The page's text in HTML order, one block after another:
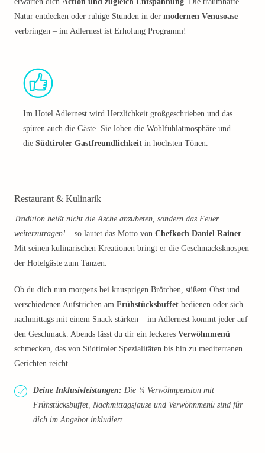
Natur entdecken oder ruhige Stunden in der modernen Venusoase
verbringen – im Adlernest ist Erholung Programm!
Im Hotel Adlernest wird Herzlichkeit großgeschrieben und das
spüren auch die Gäste. Sie loben die Wohlfühlatmosphäre und
die Südtiroler Gastfreundlichkeit in höchsten Tönen.
Restaurant & Kulinarik
Tradition heißt nicht die Asche anzubeten, sondern das Feuer
weiterzutragen! – so lautet das Motto von Chefkoch Daniel Rainer.
Mit seinen kulinarischen Kreationen bringt er die Geschmacksknospen
der Hotelgäste zum Tanzen.
Ob du dich nun morgens bei knusprigen Brötchen, süßem Obst und
verschiedenen Aufstrichen am Frühstücksbuffet bedienen oder sich
nachmittags mit einem Snack stärken – im Adlernest kommt jeder auf
den Geschmack. Abends lässt du dir ein leckeres Verwöhnmenü
schmecken, das von Südtiroler Spezialitäten bis hin zu mediterranen
Gerichten reicht.
Deine Inklusivleistungen: Die ¾ Verwöhnpension mit
Frühstücksbuffet, Nachmittagsjause und Verwöhnmenü sind für
dich im Angebot inkludiert.